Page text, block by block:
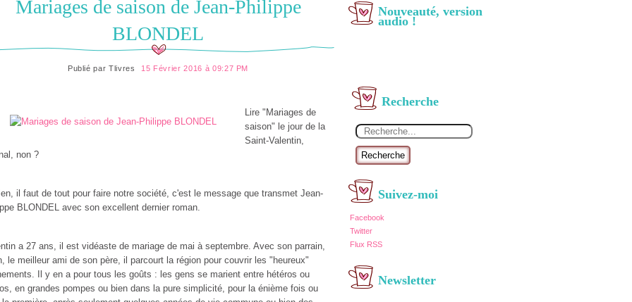
Nouveauté, version
audio !
Recherche
Recherche
Suivez-moi
Facebook
Twitter
Flux RSS
Newsletter
Mariages de saison de Jean-Philippe
BLONDEL
Publié parTlivres 15 Février 2016 à 09:27 PM
Lire "Mariages de
saison" le jour de la
Saint-Valentin,
non ?
il faut de tout pour faire notre société, c'est le message que transmet Jean-
BLONDEL avec son excellent dernier roman.
a 27 ans, il est vidéaste de mariage de mai à septembre. Avec son parrain,
le meilleur ami de son père, il parcourt la région pour couvrir les "heureux"
Il y en a pour tous les goûts : les gens se marient entre hétéros ou
en grandes pompes ou bien dans la pure simplicité, pour la énième fois ou